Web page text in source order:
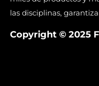
las disciplinas,
Copyright © 2025